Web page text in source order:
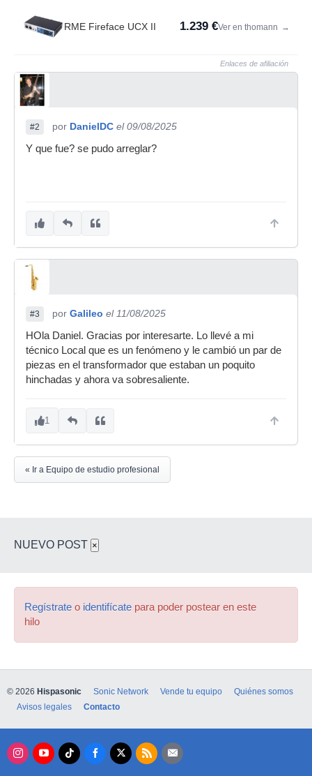
RME Fireface UCX II 1.239 €Ver en thomann →
Enlaces de afiliación
#2 por DanielDC el 09/08/2025
Y que fue? se pudo arreglar?
#3 por Galileo el 11/08/2025
HOla Daniel. Gracias por interesarte. Lo llevé a mi
técnico Local que es un fenómeno y le cambió un par de
piezas en el transformador que estaban un poquito
hinchadas y ahora va sobresaliente.
1
« Ir a Equipo de estudio profesional
NUEVO POST ×
Regístrate o identifícate para poder postear en este
hilo
© 2026 Hispasonic Sonic Network Vende tu equipo
Quiénes somos
Avisos legales
Contacto